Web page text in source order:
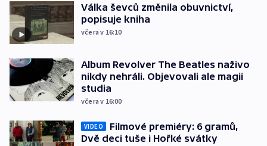
Válka ševců změnila obuvnictví,
popisuje kniha
včera v 16:10
Album Revolver The Beatles naživo
nikdy nehráli. Objevovali ale magii
studia
včera v 16:00
VIDEO
Filmové premiéry: 6 gramů,
Dvě deci tuše i Hořké svátky